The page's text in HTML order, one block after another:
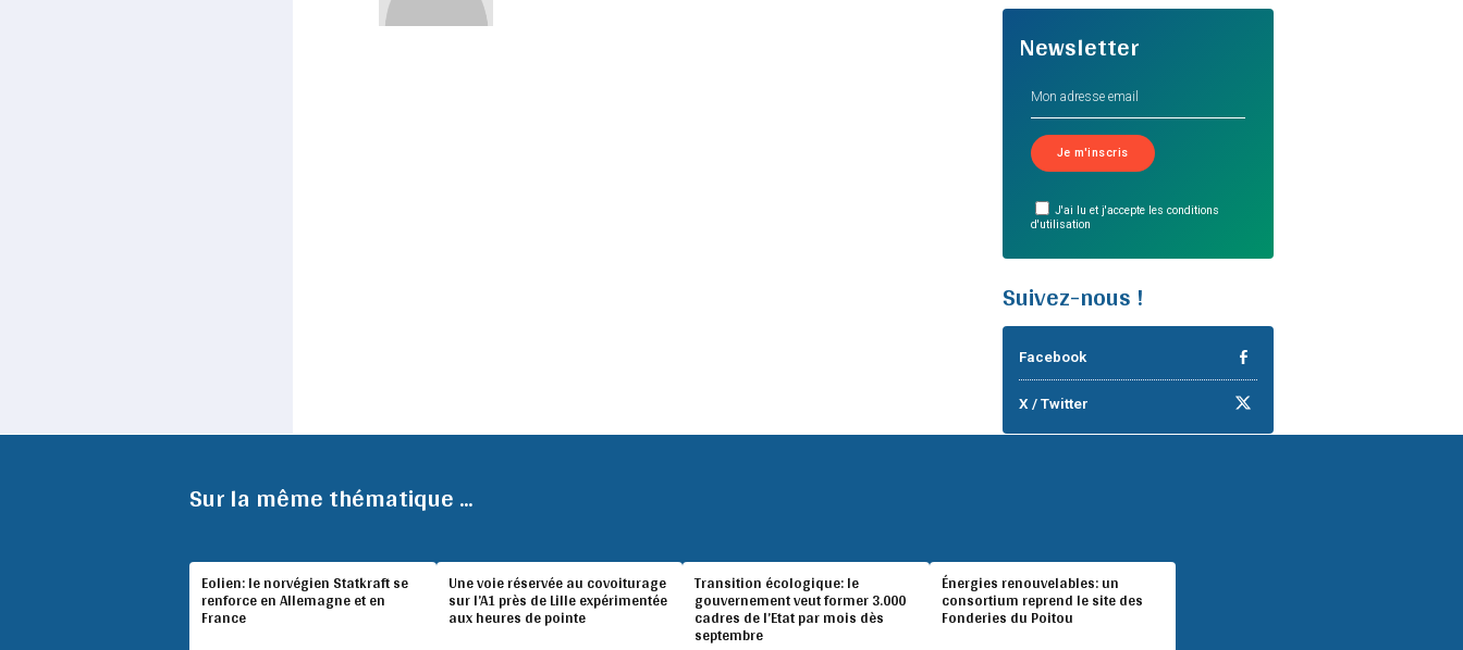
Newsletter
J'ai lu et j'accepte les conditions
d'utilisation
Suivez-nous !
Facebook
X / Twitter
Sur la même thématique ...
Eolien: le norvégien Statkraft se
renforce en Allemagne et en
France
Une voie réservée au covoiturage
sur l’A1 près de Lille expérimentée
aux heures de pointe
Transition écologique: le
gouvernement veut former 3.000
cadres de l’Etat par mois dès
septembre
Énergies renouvelables: un
consortium reprend le site des
Fonderies du Poitou